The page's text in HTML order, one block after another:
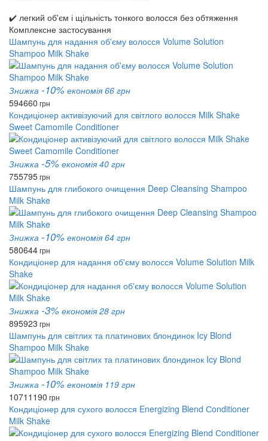
✔️ легкий об'єм і щільність тонкого волосся без обтяження
Комплексне застосування
Шампунь для надання об'єму волосся Volume Solution
Shampoo Milk Shake
Знижка -10% економія 66 грн
594660 грн
Кондиціонер активізуючий для світлого волосся Milk Shake
Sweet Camomile Conditioner
Знижка -5% економія 40 грн
755795грн
Шампунь для глибокого очищення Deep Cleansing Shampoo
Milk Shake
Знижка -10% економія 64 грн
580644грн
Кондиціонер для надання об'єму волосся Volume Solution Milk
Shake
Знижка -3% економія 28 грн
895923 грн
Шампунь для світлих та платинових блондинок Icy Blond
Shampoo Milk Shake
Знижка -10% економія 119 грн
1071 1190 грн
Кондиціонер для сухого волосся Energizing Blend Сonditioner
Milk Shake